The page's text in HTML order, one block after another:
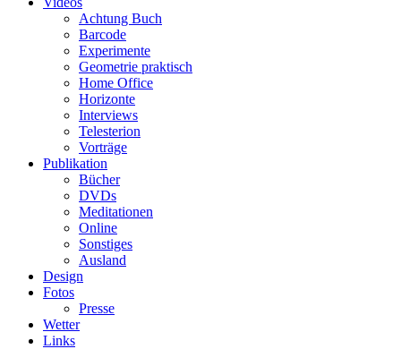
Achtung Buch
Barcode
Experimente
Geometrie praktisch
Home Office
Horizonte
Interviews
Telesterion
Vorträge
Publikation
Bücher
DVDs
Meditationen
Online
Sonstiges
Ausland
Design
Fotos
Presse
Wetter
Links